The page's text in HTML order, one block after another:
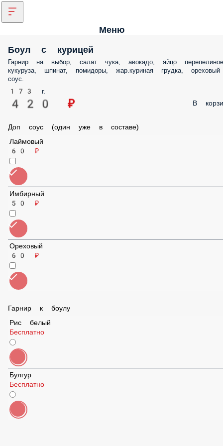
Меню
Боул с курицей
Гарнир на выбор, салат чука, авокадо, яйцо перепелиное, кукуруза,
шпинат, помидоры, жар.куриная грудка, ореховый соус.
173 г.
420 ₽
Лаймовый
60 ₽
Имбирный
50 ₽
Ореховый
60 ₽
Гарнир к боулу
Рис белый
Бесплатно
Булгур
Бесплатно